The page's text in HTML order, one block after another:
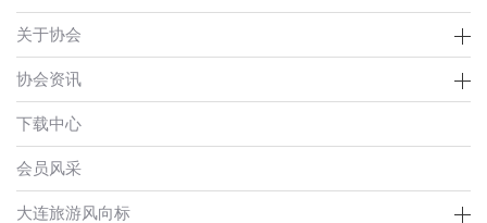
关于协会
协会资讯
下载中心
会员风采
大连旅游风向标